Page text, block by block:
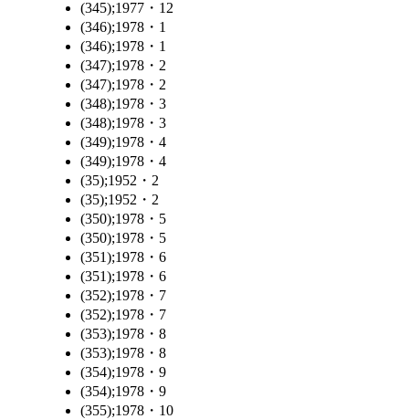
(345);1977・12
(346);1978・1
(346);1978・1
(347);1978・2
(347);1978・2
(348);1978・3
(348);1978・3
(349);1978・4
(349);1978・4
(35);1952・2
(35);1952・2
(350);1978・5
(350);1978・5
(351);1978・6
(351);1978・6
(352);1978・7
(352);1978・7
(353);1978・8
(353);1978・8
(354);1978・9
(354);1978・9
(355);1978・10